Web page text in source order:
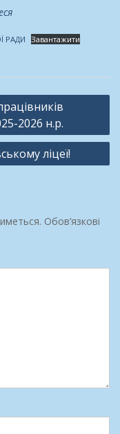
РАДИ Завантажити
2026 н.р.
ліцеї!
Обов’язкові